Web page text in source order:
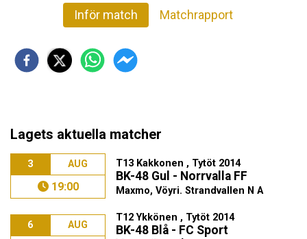
Inför match Matchrapport
Lagets aktuella matcher
3 AUG
19:00
T13 Kakkonen , Tytöt 2014
BK-48 Gul - Norrvalla FF
Maxmo, Vöyri. Strandvallen N A
6 AUG
T12 Ykkönen , Tytöt 2014
BK-48 Blå - FC Sport